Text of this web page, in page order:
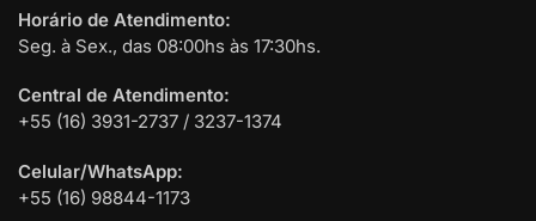
Horário de Atendimento:
Seg. à Sex., das 08:00hs às 17:30hs.
Central de Atendimento:
+55 (16) 3931-2737 / 3237-1374
Celular/WhatsApp:
+55 (16) 98844-1173